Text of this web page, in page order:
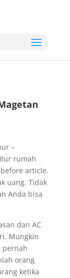
–
rumah
article.
uang. Tidak
Anda bisa
dan AC
Mungkin
pernah
orang
ketika